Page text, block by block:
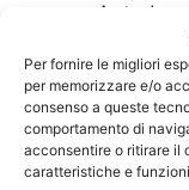
Per fornire le migliori
per memorizzare e/o
consenso a queste
comportamento di
acconsentire o ritirare il
caratteristiche e